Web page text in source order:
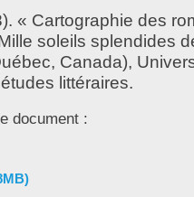
« Cartographie des
soleils splendides
Canada),
littéraires.
document :